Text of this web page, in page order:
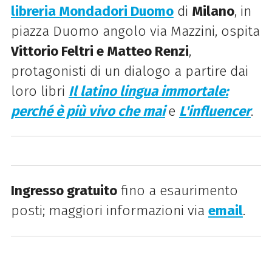
libreria Mondadori Duomodi Milano, in
piazza Duomo angolo via Mazzini, ospita
Vittorio Feltri e Matteo Renzi,
protagonisti di un dialogo a partire dai
loro libri Il latino lingua immortale:
perché è più vivo che mai e L'influencer.
Ingresso gratuitofino a esaurimento
posti; maggiori informazioni via email.